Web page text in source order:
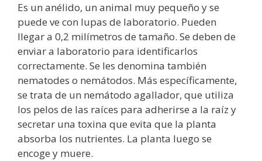
Es un anélido, un animal muy pequeño y se
puede ve con lupas de laboratorio. Pueden
llegar a 0,2 milímetros de tamaño. Se deben de
enviar a laboratorio para identificarlos
correctamente. Se les denomina también
nematodes o nemátodos. Más específicamente,
se trata de un nemátodo agallador, que utiliza
los pelos de las raíces para adherirse a la raíz y
secretar una toxina que evita que la planta
absorba los nutrientes. La planta luego se
encoge y muere.